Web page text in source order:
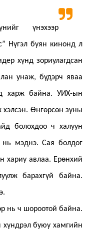
үнэхээр
Нүгэл буян кинонд л
хүнд зориулагдсан
унаж, бүдэрч яваа
харж байна. УИХ-ын
хэлсэн. Өнгөрсөн зуны
болохдоо ч халуун
нь мэднэ. Сая болдог
хариу авлаа. Ерөнхий
барахгүй байна.
нь ч шороотой байна.
буюу хамгийн